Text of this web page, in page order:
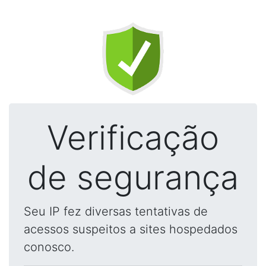
Verificação
de segurança
Seu IP fez diversas tentativas de
acessos suspeitos a sites hospedados
conosco.